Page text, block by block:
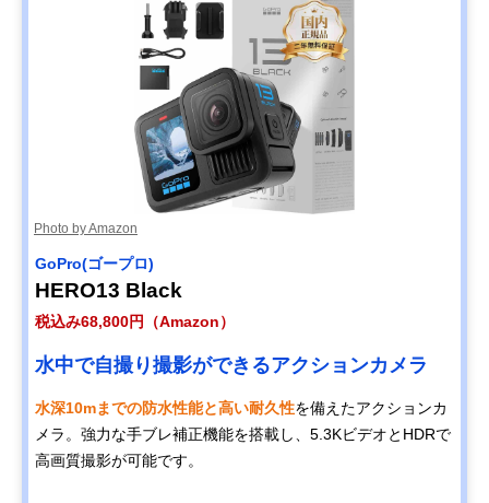
Photo by Amazon
GoPro(ゴープロ)
HERO13 Black
税込み68,800円（Amazon）
水中で自撮り撮影ができるアクションカメラ
水深10mまでの防水性能と高い耐久性を備えたアクションカ
メラ。強力な手ブレ補正機能を搭載し、5.3KビデオとHDRで
高画質撮影が可能です。